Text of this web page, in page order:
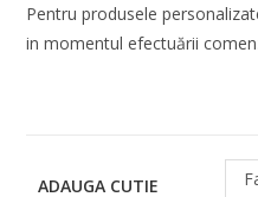
Pentru produsele
in momentul efectuării
ADAUGA CUTIE